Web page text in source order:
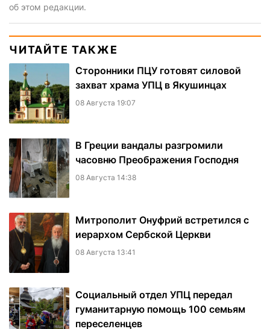
об этом редакции.
ЧИТАЙТЕ ТАКЖЕ
Сторонники ПЦУ готовят силовой
захват храма УПЦ в Якушинцах
08 Августа 19:07
В Греции вандалы разгромили
часовню Преображения Господня
08 Августа 14:38
Митрополит Онуфрий встретился с
иерархом Сербской Церкви
08 Августа 13:41
Социальный отдел УПЦ передал
гуманитарную помощь 100 семьям
переселенцев